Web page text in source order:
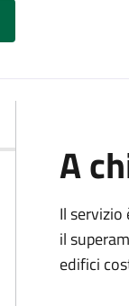
A
Il
il
edifici